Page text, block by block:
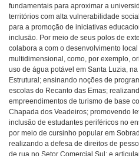
fundamentais para aproximar a
territórios com alta vulnerabilidade
para a promoção de iniciativas
inclusão. Por meio de seus polos de
colabora a com o desenvolvimento
multidimensional, como, por exemplo,
uso de água potável em Santa Luzia,
Estrutural; ensinando noções de
escolas do Recanto das Emas;
empreendimentos de turismo de base
Chapada dos Veadeiros; promovendo
inclusão de estudantes periféricos no
por meio de cursinho popular em
realizando a defesa de direitos de